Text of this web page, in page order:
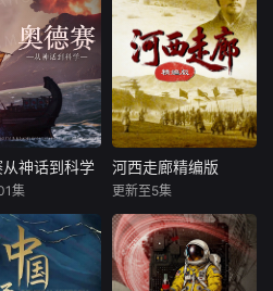
奥德赛从神话到科学
里斯托弗·诺兰
上映的史诗电
，发现传说
神话到科学
集
河西走廊精编版
《河西走廊》以甘
肃河西走廊为核
心，梳理两千多年
河西走廊精编版
更新至5集